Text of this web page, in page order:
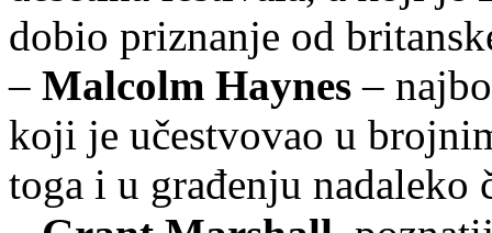
dobio priznanje od
– Malcolm Haynes –
koji je učestvovao u
toga i u građenju nadaleko